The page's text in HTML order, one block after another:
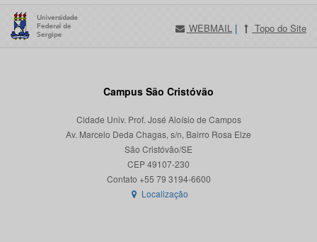
WEBMAIL | Topo do Site
Campus São Cristóvão
Cidade Univ. Prof. José Aloísio de Campos
Av. Marcelo Deda Chagas, s/n, Bairro Rosa Elze
São Cristóvão/SE
CEP 49107-230
Localização